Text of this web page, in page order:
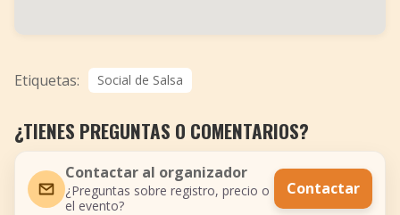
Etiquetas: Social de Salsa
¿TIENES PREGUNTAS O COMENTARIOS?
Contactar al organizador
¿Preguntas sobre registro, precio o
el evento?
Contactar